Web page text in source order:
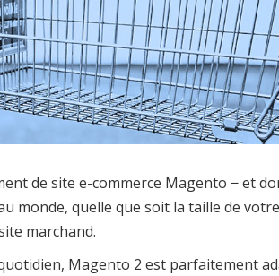
de site e-commerce Magento − et
monde, quelle que soit la taille de
marchand.
Magento 2 est parfaitement